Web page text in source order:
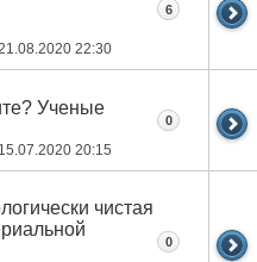
22:30
6
Ученые
15.07.2020 20:15
0
чистая
0